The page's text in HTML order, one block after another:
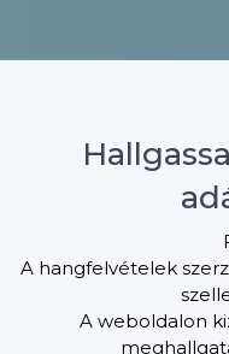
A hangfelvételek
A weboldalon